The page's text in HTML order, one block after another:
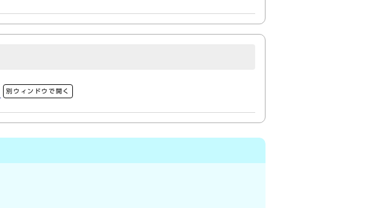
別ウィンドウで開く